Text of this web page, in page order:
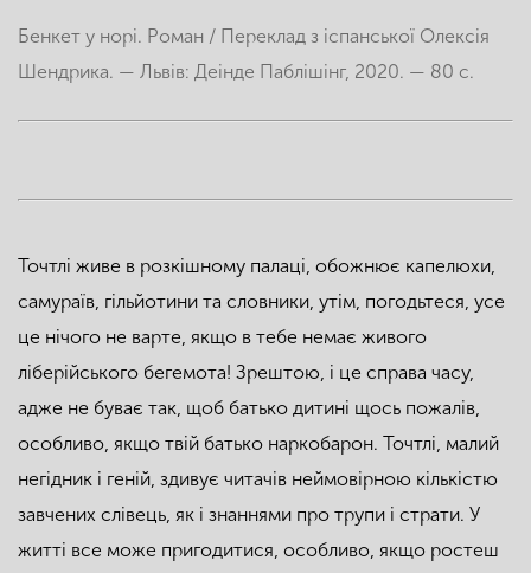
Бенкет у норі. Роман / Переклад з іспанської Олексія
Шендрика. — Львів: Деінде Паблішінг, 2020. — 80 с.
Точтлі живе в розкішному палаці, обожнює капелюхи,
самураїв, гільйотини та словники, утім, погодьтеся, усе
це нічого не варте, якщо в тебе немає живого
ліберійського бегемота! Зрештою, і це справа часу,
адже не буває так, щоб батько дитині щось пожалів,
особливо, якщо твій батько наркобарон. Точтлі, малий
негідник і геній, здивує читачів неймовірною кількістю
завчених слівець, як і знаннями про трупи і страти. У
житті все може пригодитися, особливо, якщо ростеш